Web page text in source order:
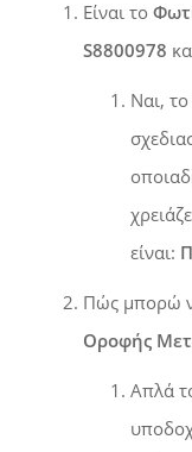
Είναι το
S8800978
Ναι,
είναι:
Πώς μπορώ
Οροφής
Απλά